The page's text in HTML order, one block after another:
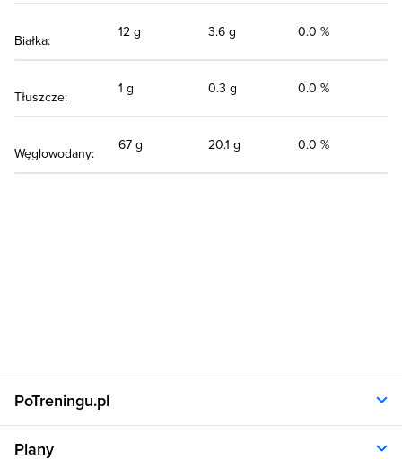
Białka:
12 g 3.6 g 0.0 %
Tłuszcze:
1 g 0.3 g 0.0 %
Węglowodany:
67 g 20.1 g 0.0 %
PoTreningu.pl
Plany